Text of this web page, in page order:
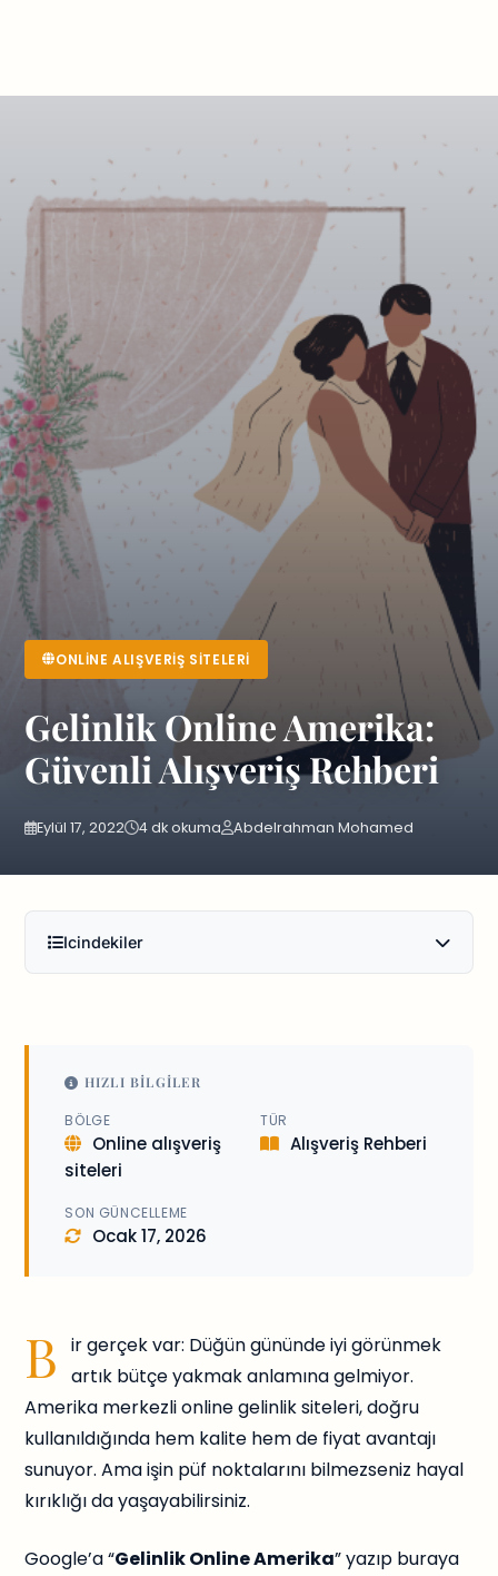
ONLINE ALIŞVERIŞ SITELERI
Gelinlik Online Amerika:
Güvenli Alışveriş Rehberi
Eylül 17, 2022 4 dk okuma Abdelrahman Mohamed
Icindekiler
HIZLI BILGILER
BÖLGE
Online alışveriş
siteleri
TÜR
Alışveriş Rehberi
SON GÜNCELLEME
Ocak 17, 2026
B
ir gerçek var: Düğün gününde iyi görünmek
artık bütçe yakmak anlamına gelmiyor.
Amerika merkezli online gelinlik siteleri, doğru
kullanıldığında hem kalite hem de fiyat avantajı
sunuyor. Ama işin püf noktalarını bilmezseniz hayal
kırıklığı da yaşayabilirsiniz.
Google’a “Gelinlik Online Amerika” yazıp buraya